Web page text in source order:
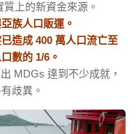
質上的新資金來源。
族人口販運。
造成 400 萬人口流亡至
數的 1/6。
MDGs 達到不少成就，
歧異。